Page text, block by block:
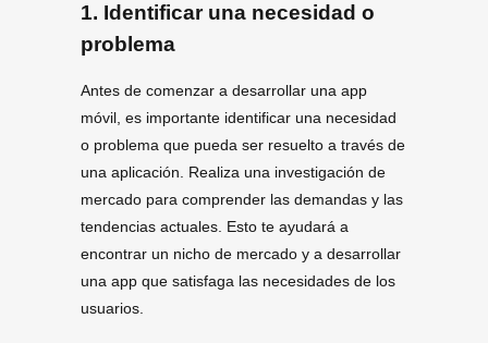
1. Identificar una necesidad o
problema
Antes de comenzar a desarrollar una app
móvil, es importante identificar una necesidad
o problema que pueda ser resuelto a través de
una aplicación. Realiza una investigación de
mercado para comprender las demandas y las
tendencias actuales. Esto te ayudará a
encontrar un nicho de mercado y a desarrollar
una app que satisfaga las necesidades de los
usuarios.